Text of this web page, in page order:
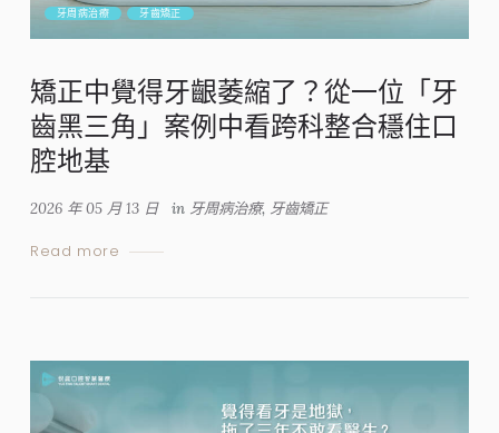
牙周病治療 牙齒矯正
矯正中覺得牙齦萎縮了？從一位「牙
齒黑三角」案例中看跨科整合穩住口
腔地基
2026 年 05 月 13 日 in 牙周病治療, 牙齒矯正
Read more